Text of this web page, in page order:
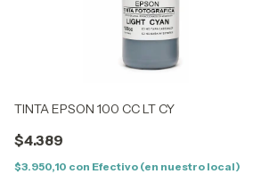
TINTA EPSON 100 CC LT CY
$4.389
$3.950,10 con Efectivo (en nuestro local)